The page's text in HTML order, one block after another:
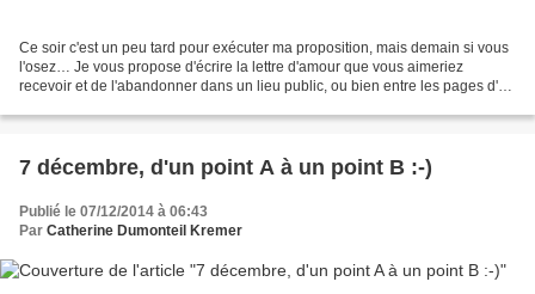
Ce soir c'est un peu tard pour exécuter ma proposition, mais demain si vous
l'osez… Je vous propose d'écrire la lettre d'amour que vous aimeriez
recevoir et de l'abandonner dans un lieu public, ou bien entre les pages d'un
7 décembre, d'un point A à un point B :-)
Publié le 07/12/2014 à 06:43
Par Catherine Dumonteil Kremer